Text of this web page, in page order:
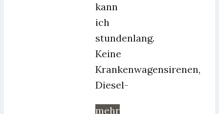
kann
ich
stundenlang.
Keine
Krankenwagensirenen,
Diesel-
mehr